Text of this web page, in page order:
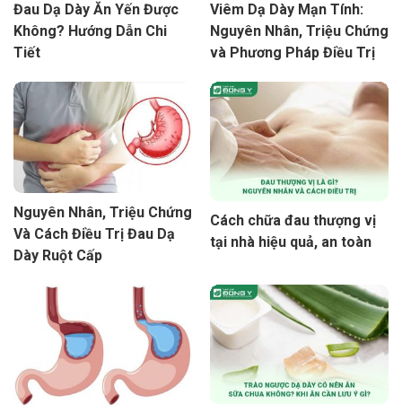
Đau Dạ Dày Ăn Yến Được
Không? Hướng Dẫn Chi
Tiết
Viêm Dạ Dày Mạn Tính:
Nguyên Nhân, Triệu Chứng
và Phương Pháp Điều Trị
Nguyên Nhân, Triệu Chứng
Và Cách Điều Trị Đau Dạ
Dày Ruột Cấp
Cách chữa đau thượng vị
tại nhà hiệu quả, an toàn